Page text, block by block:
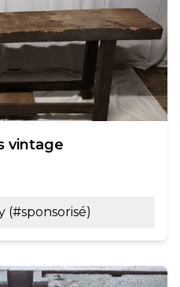
vintage
(#sponsorisé)